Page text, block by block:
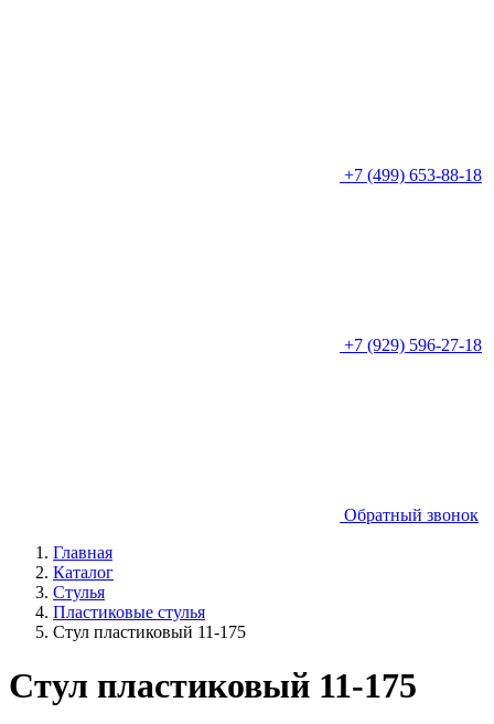
+7 (499) 653-88-18
+7 (929) 596-27-18
Обратный звонок
Главная
Каталог
Стулья
Пластиковые стулья
Стул пластиковый 11-175
Стул пластиковый 11-175